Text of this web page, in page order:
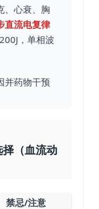
、心衰、胸
直流电复律
，单相波
并药物干预
血流动
禁忌/注意